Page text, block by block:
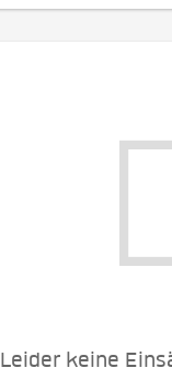
Leider keine